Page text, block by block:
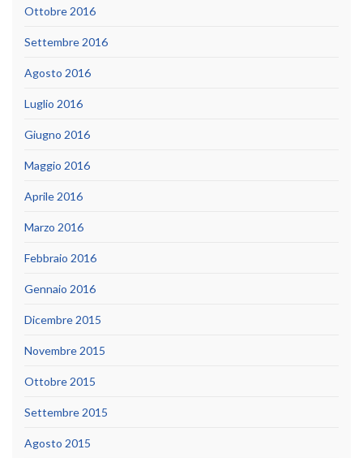
Ottobre 2016
Settembre 2016
Agosto 2016
Luglio 2016
Giugno 2016
Maggio 2016
Aprile 2016
Marzo 2016
Febbraio 2016
Gennaio 2016
Dicembre 2015
Novembre 2015
Ottobre 2015
Settembre 2015
Agosto 2015